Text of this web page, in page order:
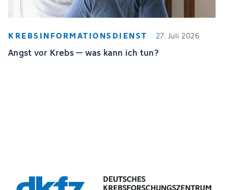
KREBSINFORMATIONSDIENST 27. Juli 2026
Angst vor Krebs – was kann ich tun?